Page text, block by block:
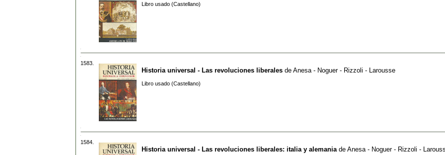
Libro usado (Castellano)
1583.
Historia universal - Las revoluciones liberales de Anesa - Noguer - Rizzoli - Larousse
Libro usado (Castellano)
1584.
Historia universal - Las revoluciones liberales: italia y alemania de Anesa - Noguer - Rizzoli -